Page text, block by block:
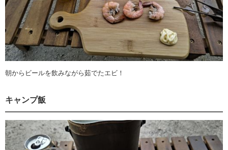
朝からビールを飲みながら茹でたエビ！
キャンプ飯